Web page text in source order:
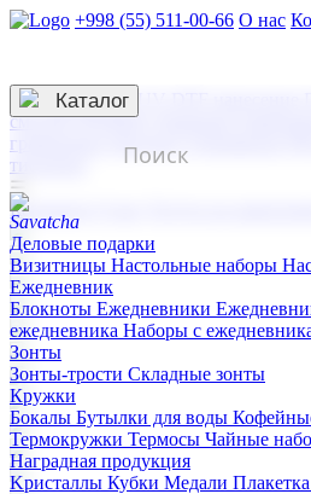
+998 (55) 511-00-66 О нас
3D гравировка
смолой (Doming)
гравировка твердая
тиснение
☰
Контакты
Каталог
Деловые подарки
Визитницы Настольные наборы
Ежедневник
Блокноты Ежедневники
ежедневника Наборы с
Зонты
Зонты-трости Складные зонты
Кружки
Бокалы Бутылки для воды
Термокружки Термосы Чайные
Наградная продукция
Kристаллы Кубки Медали Плакетка